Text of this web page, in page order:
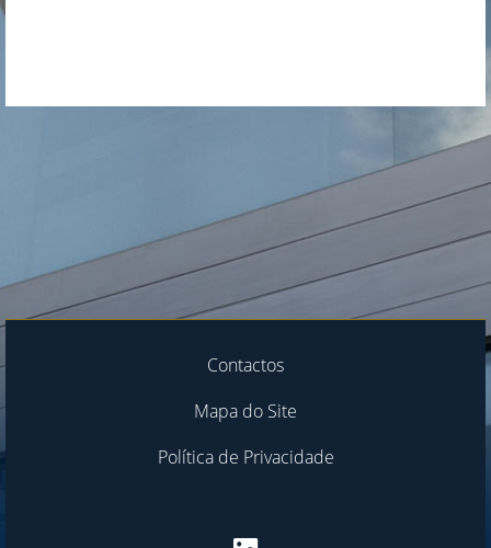
Contactos
Mapa do Site
Política de Privacidade